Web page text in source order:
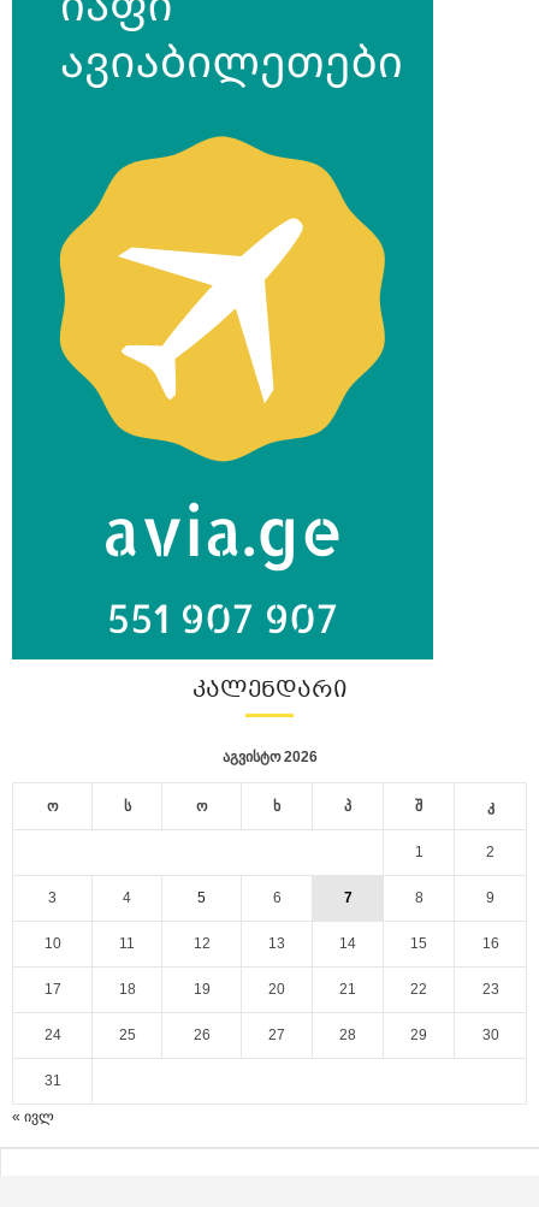
ᲙᲐᲚᲔᲜᲓᲐᲠᲘ
აგვისტო 2026
ო ს ო ხ პ შ კ
1 2
3 4 5 6 7 8 9
10 11 12 13 14 15 16
17 18 19 20 21 22 23
24 25 26 27 28 29 30
31
« ივლ